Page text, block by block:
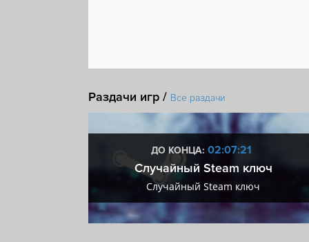
Раздачи игр / Все раздачи
ДО КОНЦА: 02:07:20
Случайный Steam ключ
Случайный Steam ключ